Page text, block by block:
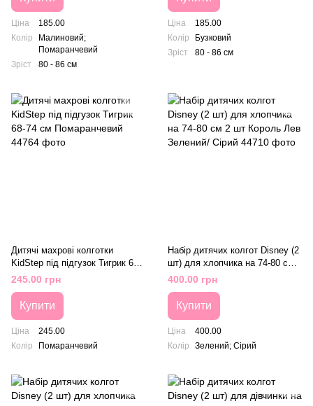
Ціна
185.00
Колір
Малиновий;
Помаранчевий
Зріст
80 - 86 см
Ціна
185.00
Колір
Бузковий
Зріст
80 - 86 см
Дитячі махрові колготки
KidStep під підгузок Тигрик 68-
74 см Помаранчевий
245.00 грн
Купити
Ціна
245.00
Колір
Помаранчевий
Набір дитячих колгот Disney (2
шт) для хлопчика на 74-80 см 2
шт Король Лев Зелений/ Сірий
400.00 грн
Купити
Ціна
400.00
Колір
Зелений; Сірий